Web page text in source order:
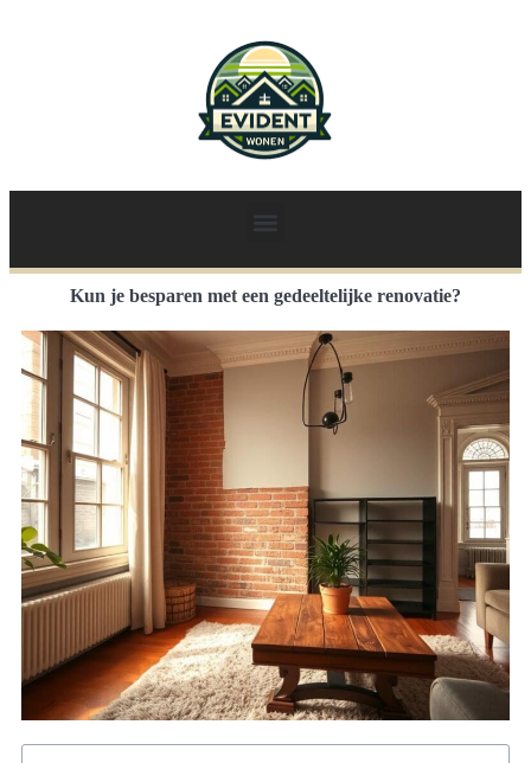
Kun je besparen met een gedeeltelijke renovatie?